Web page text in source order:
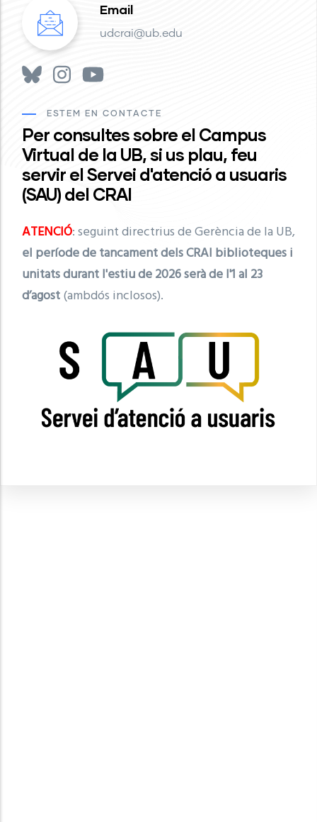
Email
udcrai@ub.edu
ESTEM EN CONTACTE
Per consultes sobre el Campus
Virtual de la UB, si us plau, feu
servir el Servei d'atenció a usuaris
(SAU) del CRAI
ATENCIÓ: seguint directrius de Gerència de la UB,
el període de tancament dels CRAI biblioteques i
unitats durant l'estiu de 2026 serà de l'1 al 23
d’agost(ambdós inclosos).